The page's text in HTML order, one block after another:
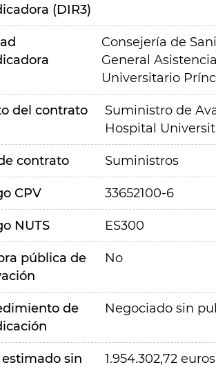
(DIR3)
Consejería de
General Asistencial
Universitario
del contrato
Suministro de
Hospital
contrato Suministros
CPV 33652100-6
NUTS ES300
pública de
No
de
Negociado sin
sin
1.954.302,72 euros